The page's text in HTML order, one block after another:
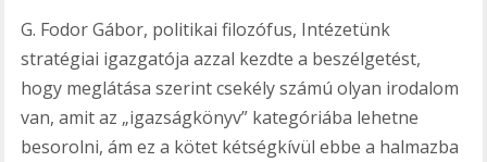
G. Fodor Gábor, politikai filozófus, Intézetünk
stratégiai igazgatója azzal kezdte a beszélgetést,
hogy meglátása szerint csekély számú olyan irodalom
van, amit az „igazságkönyv” kategóriába lehetne
besorolni, ám ez a kötet kétségkívül ebbe a halmazba